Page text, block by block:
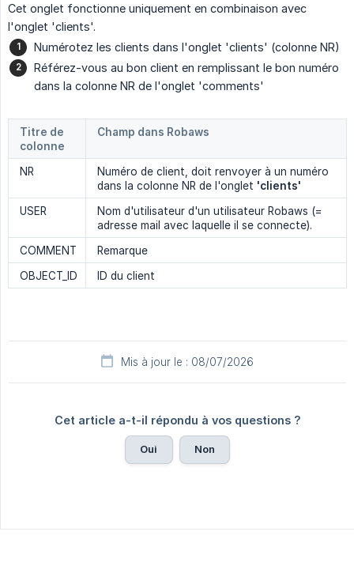
Cet onglet fonctionne uniquement en combinaison avec
l'onglet 'clients'.
Numérotez les clients dans l'onglet 'clients' (colonne NR)
Référez-vous au bon client en remplissant le bon numéro
dans la colonne NR de l'onglet 'comments'
Titre de
colonne
Champ dans Robaws
NR
Numéro de client, doit renvoyer à un numéro
dans la colonne NR de l'onglet 'clients'
USER
Nom d'utilisateur d'un utilisateur Robaws (=
adresse mail avec laquelle il se connecte).
COMMENT
Remarque
OBJECT_ID
ID du client
Mis à jour le : 08/07/2026
Cet article a-t-il répondu à vos questions ?
Oui Non